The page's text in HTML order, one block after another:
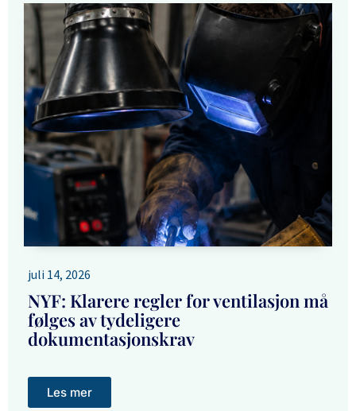
juli 14, 2026
NYF: Klarere regler for ventilasjon må
følges av tydeligere
dokumentasjonskrav
Les mer